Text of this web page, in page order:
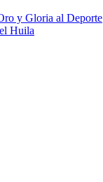
y Gloria al Deporte
Huila